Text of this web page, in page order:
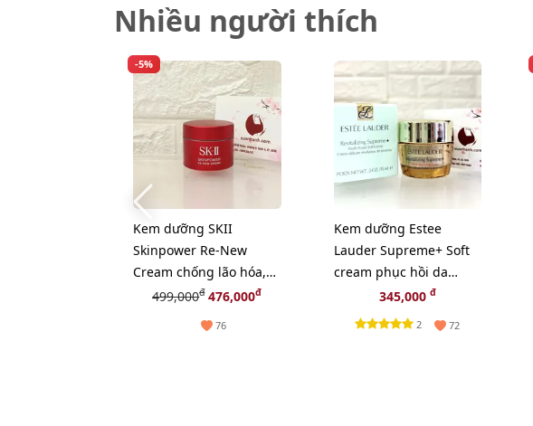
Nhiều người thích
-5%
Kem dưỡng SKII
Skinpower Re-New
Cream chống lão hóa,
phục hồi nuôi dưỡng
499,000đ476,000đ
76
Kem dưỡng Estee
Lauder Supreme+ Soft
cream phục hồi da
chuyên sâu, 15ml
345,000 đ
2 72